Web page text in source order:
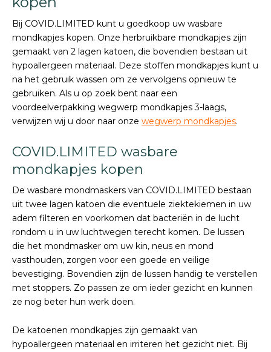
Bij COVID.LIMITED kunt u goedkoop uw wasbare
mondkapjes kopen. Onze herbruikbare mondkapjes zijn
gemaakt van 2 lagen katoen, die bovendien bestaan uit
hypoallergeen materiaal. Deze stoffen mondkapjes kunt u
na het gebruik wassen om ze vervolgens opnieuw te
gebruiken. Als u op zoek bent naar een
voordeelverpakking wegwerp mondkapjes 3-laags,
verwijzen wij u door naar onze wegwerp mondkapjes.
COVID.LIMITED wasbare
mondkapjes kopen
De wasbare mondmaskers van COVID.LIMITED bestaan
uit twee lagen katoen die eventuele ziektekiemen in uw
adem filteren en voorkomen dat bacteriën in de lucht
rondom u in uw luchtwegen terecht komen. De lussen
die het mondmasker om uw kin, neus en mond
vasthouden, zorgen voor een goede en veilige
bevestiging. Bovendien zijn de lussen handig te verstellen
met stoppers. Zo passen ze om ieder gezicht en kunnen
ze nog beter hun werk doen.
De katoenen mondkapjes zijn gemaakt van
hypoallergeen materiaal en irriteren het gezicht niet. Bij